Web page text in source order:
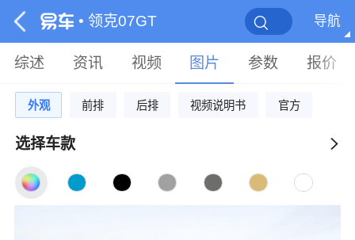
• 领克07GT 导航
综述 资讯 视频 图片 参数 报价
外观 前排 后排 视频说明书 官方
选择车款